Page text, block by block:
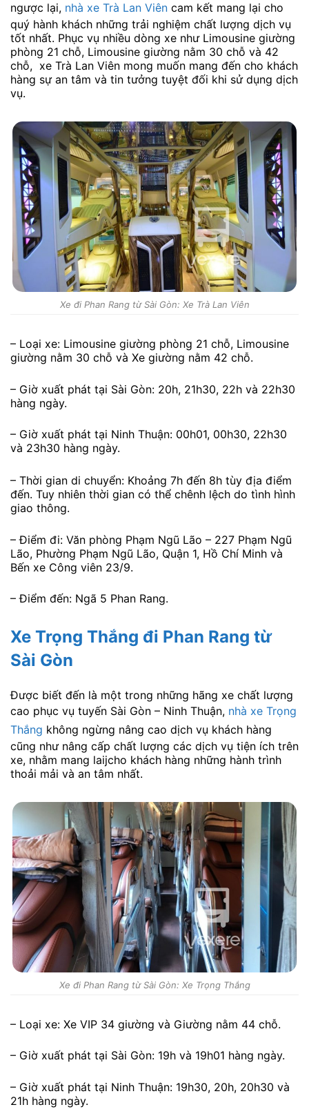
ngược lại, nhà xe Trà Lan Viên cam kết mang lại cho
quý hành khách những trải nghiệm chất lượng dịch vụ
tốt nhất. Phục vụ nhiều dòng xe như Limousine giường
phòng 21 chỗ, Limousine giường nằm 30 chỗ và 42
chỗ, xe Trà Lan Viên mong muốn mang đến cho khách
hàng sự an tâm và tin tưởng tuyệt đối khi sử dụng dịch
vụ.
Xe đi Phan Rang từ Sài Gòn: Xe Trà Lan Viên
– Loại xe: Limousine giường phòng 21 chỗ, Limousine
giường nằm 30 chỗ và Xe giường nằm 42 chỗ.
– Giờ xuất phát tại Sài Gòn: 20h, 21h30, 22h và 22h30
hàng ngày.
– Giờ xuất phát tại Ninh Thuận: 00h01, 00h30, 22h30
và 23h30 hàng ngày.
– Thời gian di chuyển: Khoảng 7h đến 8h tùy địa điểm
đến. Tuy nhiên thời gian có thể chênh lệch do tình hình
giao thông.
– Điểm đi: Văn phòng Phạm Ngũ Lão – 227 Phạm Ngũ
Lão, Phường Phạm Ngũ Lão, Quận 1, Hồ Chí Minh và
Bến xe Công viên 23/9.
– Điểm đến: Ngã 5 Phan Rang.
Xe Trọng Thắng đi Phan Rang từ
Sài Gòn
Được biết đến là một trong những hãng xe chất lượng
cao phục vụ tuyến Sài Gòn – Ninh Thuận, nhà xe Trọng
Thắng không ngừng nâng cao dịch vụ khách hàng
cũng như nâng cấp chất lượng các dịch vụ tiện ích trên
xe, nhằm mang laijcho khách hàng những hành trình
thoải mải và an tâm nhất.
Xe đi Phan Rang từ Sài Gòn: Xe Trọng Thắng
– Loại xe: Xe VIP 34 giường và Giường nằm 44 chỗ.
– Giờ xuất phát tại Sài Gòn: 19h và 19h01 hàng ngày.
– Giờ xuất phát tại Ninh Thuận: 19h30, 20h, 20h30 và
21h hàng ngày.